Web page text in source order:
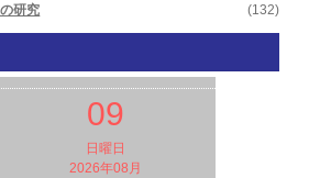
研究 (132)
09
日曜日
2026年08月